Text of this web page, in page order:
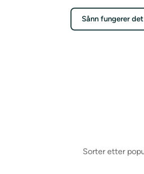
Sånn fungerer det